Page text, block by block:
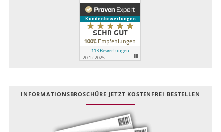
INFOR­MATIONS­BROSCHÜRE JETZT KOSTEN­FREI BESTELLEN